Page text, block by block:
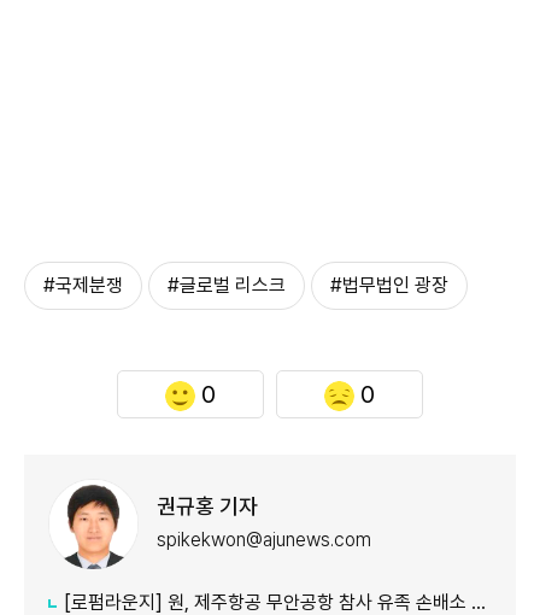
#국제분쟁 #글로벌 리스크 #법무법인 광장
0 0
권규홍 기자
spikekwon@ajunews.com
[로펌라운지] 원, 제주항공 무안공항 참사 유족 손배소 대리..."참사 진상 명확히 규명"